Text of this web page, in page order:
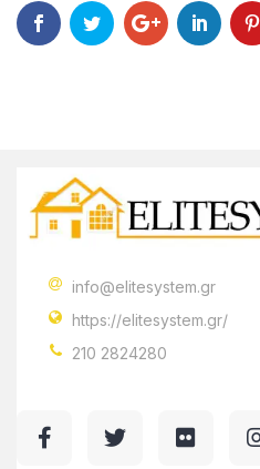
info@elitesystem.gr
https://elitesystem.gr/
210 2824280